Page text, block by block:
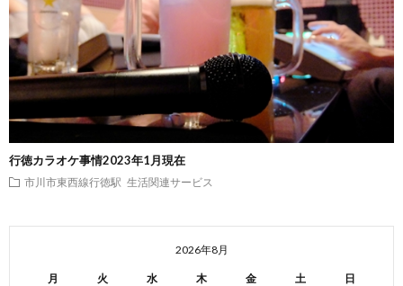
行徳カラオケ事情2023年1月現在
市川市東西線行徳駅 生活関連サービス
2026年8月
月 火 水 木 金 土 日